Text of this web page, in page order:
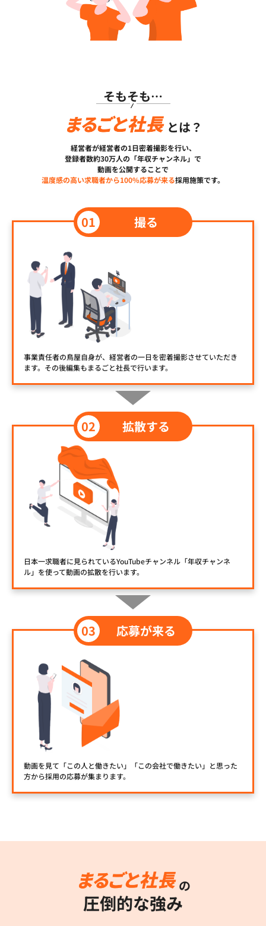
そもそも…
とは？
経営者が経営者の1日密着撮影を行い、
登録者数約30万人の「年収チャンネル」で
動画を公開することで
温度感の高い求職者から100%応募が来る採用施策です。
撮る
事業責任者の鳥屋自身が、経営者の一日を密着撮影させていただき
ます。その後編集もまるごと社長で行います。
拡散する
日本一求職者に見られているYouTubeチャンネル「年収チャンネ
ル」を使って動画の拡散を行います。
応募が来る
動画を見て「この人と働きたい」「この会社で働きたい」と思った
方から採用の応募が集まります。
の
圧倒的な強み